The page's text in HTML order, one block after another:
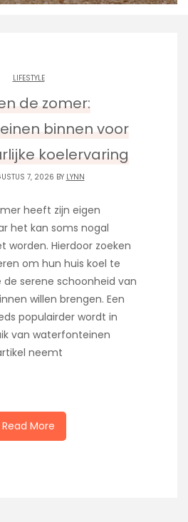
LIFESTYLE
de zomer:
binnen voor
koelervaring
7, 2026 BY LYNN
heeft zijn eigen
het kan soms nogal
worden. Hierdoor zoeken
om hun huis koel te
de serene schoonheid van
willen brengen. Een
populairder wordt in
van waterfonteinen
neemt
Read More